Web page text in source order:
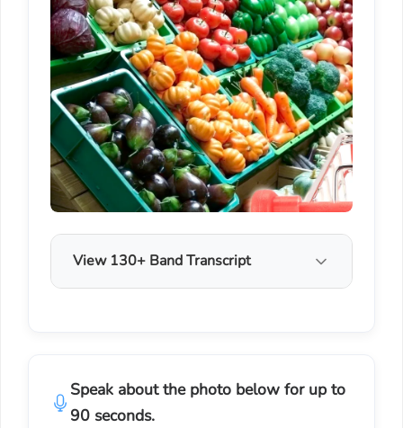
View 130+ Band Transcript
Speak about the photo below for up to
90 seconds.